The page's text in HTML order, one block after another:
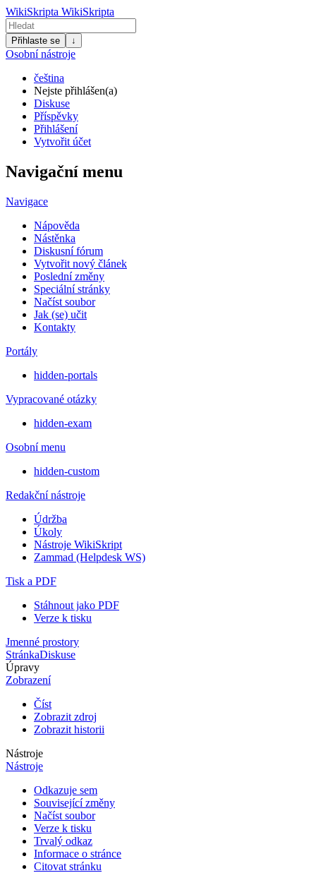
WikiSkripta WikiSkripta
Přihlaste se ↓
Osobní nástroje
čeština
Nejste přihlášen(a)
Diskuse
Příspěvky
Přihlášení
Vytvořit účet
Navigační menu
Navigace
Nápověda
Nástěnka
Diskusní fórum
Vytvořit nový článek
Poslední změny
Speciální stránky
Načíst soubor
Jak (se) učit
Kontakty
Portály
hidden-portals
Vypracované otázky
hidden-exam
Osobní menu
hidden-custom
Redakční nástroje
Údržba
Úkoly
Nástroje WikiSkript
Zammad (Helpdesk WS)
Tisk a PDF
Stáhnout jako PDF
Verze k tisku
Jmenné prostory
StránkaDiskuse
Úpravy
Zobrazení
Číst
Zobrazit zdroj
Zobrazit historii
Nástroje
Nástroje
Odkazuje sem
Související změny
Načíst soubor
Verze k tisku
Trvalý odkaz
Informace o stránce
Citovat stránku